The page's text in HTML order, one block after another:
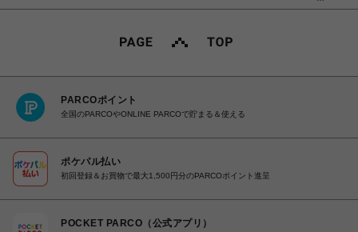
PARCOポイント
全国のPARCOやONLINE PARCOで貯まる＆使える
ポケパル払い
初回登録＆お買物で最大1,500円分のPARCOポイント進呈
POCKET PARCO（公式アプリ）